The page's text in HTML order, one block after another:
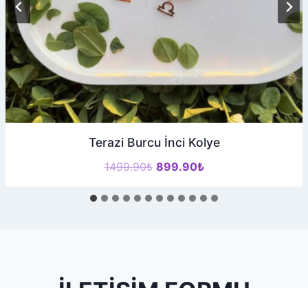
Terazi Burcu İnci Kolye
1499.90₺ Orijinal
1499.90₺.
899.90₺Şu
fiyat: